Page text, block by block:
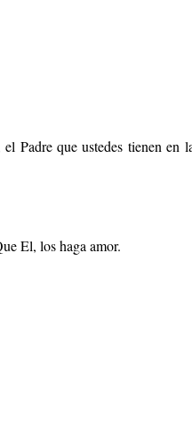
Padre que ustedes tienen en
El, los haga amor.